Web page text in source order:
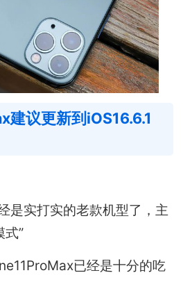
建议更新到iOS16.6.1
是实打实的老款机型了，主
式”
已经是十分的吃